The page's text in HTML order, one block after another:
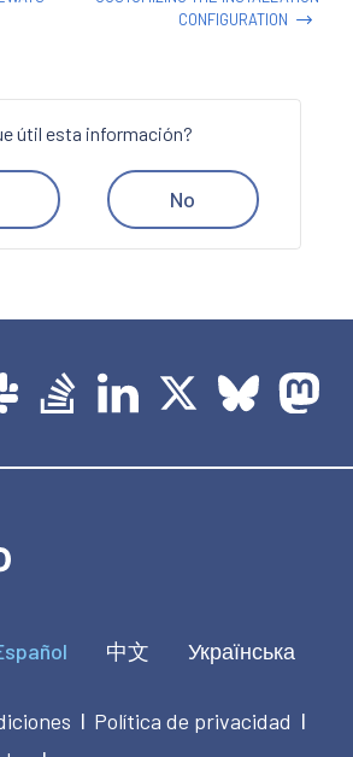
CONFIGURATION
útil esta información?
No
中文 Українська
| Política de privacidad |